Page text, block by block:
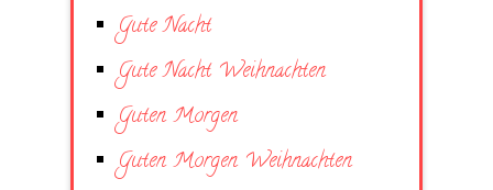
Gute Nacht
Gute Nacht Weihnachten
Guten Morgen
Guten Morgen Weihnachten